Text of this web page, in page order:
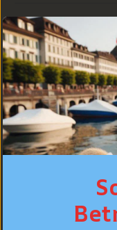
PASSFORM
PFLEGE
PERSÖNLICHE